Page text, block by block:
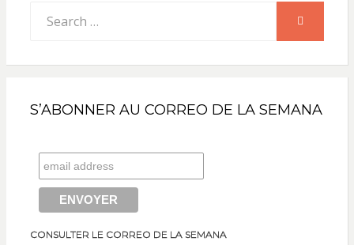
for:
SEARCH
S’ABONNER AU CORREO DE LA SEMANA
CONSULTER LE CORREO DE LA SEMANA